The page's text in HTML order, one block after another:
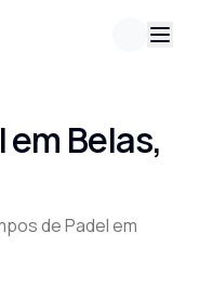
em Belas,
de Padel em